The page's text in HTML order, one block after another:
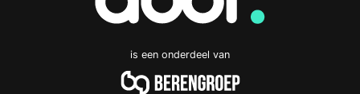
is een onderdeel van